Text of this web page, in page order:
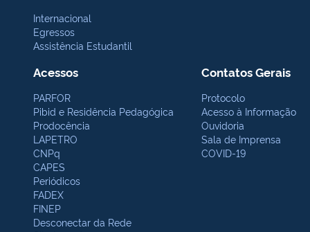
Internacional
Egressos
Assistência Estudantil
Acessos
PARFOR
Pibid e Residência Pedagógica
Prodocência
LAPETRO
CNPq
CAPES
Periódicos
FADEX
FINEP
Desconectar da Rede
Contatos Gerais
Protocolo
Acesso à Informação
Ouvidoria
Sala de Imprensa
COVID-19